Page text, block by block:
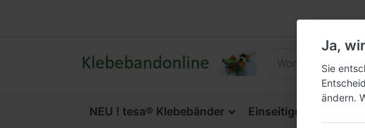
NEU ! tesa® Klebebänder Einseitige Klebebänder
Ja,
Sie
ändern.